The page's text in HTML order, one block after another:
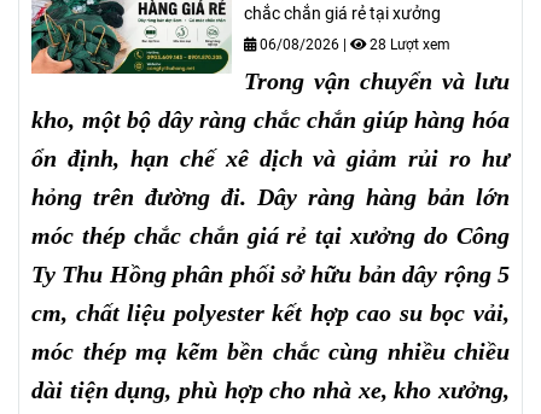
chắc chắn giá rẻ tại xưởng
06/08/2026 | 28 Lượt xem
Trong vận chuyển và lưu
kho, một bộ dây ràng chắc chắn giúp hàng hóa
ổn định, hạn chế xê dịch và giảm rủi ro hư
hỏng trên đường đi. Dây ràng hàng bản lớn
móc thép chắc chắn giá rẻ tại xưởng do Công
Ty Thu Hồng phân phối sở hữu bản dây rộng 5
cm, chất liệu polyester kết hợp cao su bọc vải,
móc thép mạ kẽm bền chắc cùng nhiều chiều
dài tiện dụng, phù hợp cho nhà xe, kho xưởng,